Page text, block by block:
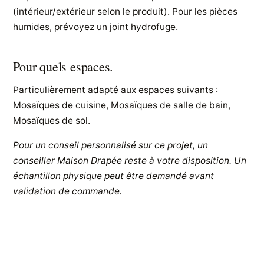
(intérieur/extérieur selon le produit). Pour les pièces
humides, prévoyez un joint hydrofuge.
Pour quels espaces.
Particulièrement adapté aux espaces suivants :
Mosaïques de cuisine, Mosaïques de salle de bain,
Mosaïques de sol.
Pour un conseil personnalisé sur ce projet, un
conseiller Maison Drapée reste à votre disposition. Un
échantillon physique peut être demandé avant
validation de commande.